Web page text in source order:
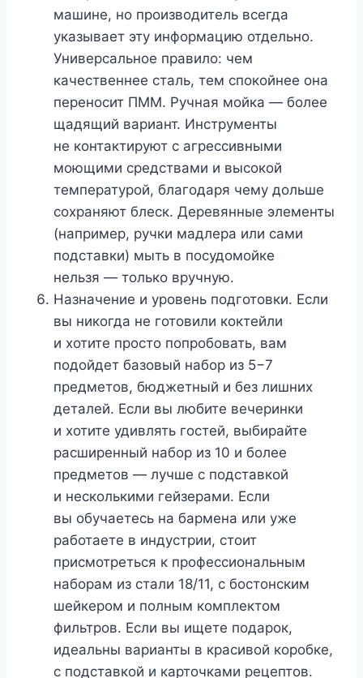
машине, но производитель всегда
указывает эту информацию отдельно.
Универсальное правило: чем
качественнее сталь, тем спокойнее она
переносит ПММ. Ручная мойка — более
щадящий вариант. Инструменты
не контактируют с агрессивными
моющими средствами и высокой
температурой, благодаря чему дольше
сохраняют блеск. Деревянные элементы
(например, ручки мадлера или сами
подставки) мыть в посудомойке
нельзя — только вручную.
Назначение и уровень подготовки. Если
вы никогда не готовили коктейли
и хотите просто попробовать, вам
подойдет базовый набор из 5−7
предметов, бюджетный и без лишних
деталей. Если вы любите вечеринки
и хотите удивлять гостей, выбирайте
расширенный набор из 10 и более
предметов — лучше с подставкой
и несколькими гейзерами. Если
вы обучаетесь на бармена или уже
работаете в индустрии, стоит
присмотреться к профессиональным
наборам из стали 18/11, с бостонским
шейкером и полным комплектом
фильтров. Если вы ищете подарок,
идеальны варианты в красивой коробке,
с подставкой и карточками рецептов.